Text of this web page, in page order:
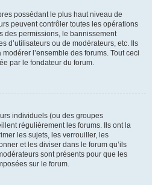
possédant le plus haut niveau de
peuvent contrôler toutes les opérations
des permissions, le bannissement
d’utilisateurs ou de modérateurs, etc. Ils
l’ensemble des forums. Tout ceci
par le fondateur du forum.
individuels (ou des groupes
régulièrement les forums. Ils ont la
les sujets, les verrouiller, les
et les diviser dans le forum qu’ils
sont présents pour que les
sur le forum.